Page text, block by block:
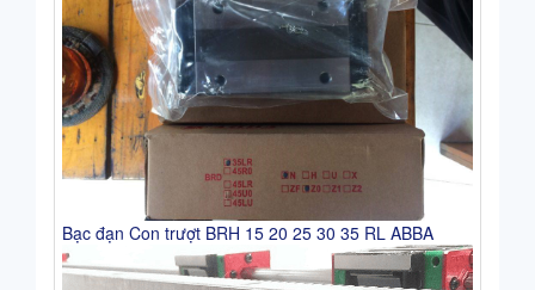
Bạc đạn Con trượt BRH 15 20 25 30 35 RL ABBA